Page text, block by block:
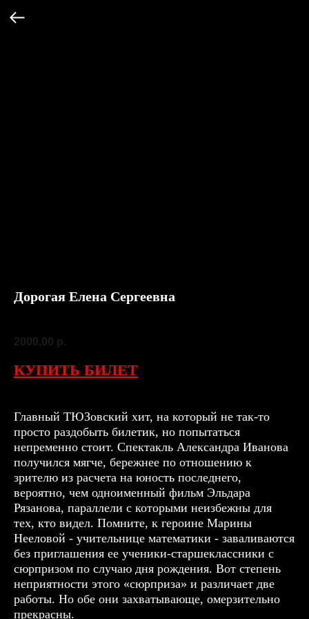
Дорогая Елена Сергеевна
2000,00 р.
КУПИТЬ БИЛЕТ
Главный ТЮЗовский хит, на который не так-то
просто раздобыть билетик, но попытаться
непременно стоит. Спектакль Александра Иванова
получился мягче, бережнее по отношению к
зрителю из расчета на юность последнего,
вероятно, чем одноименный фильм Эльдара
Рязанова, параллели с которыми неизбежны для
тех, кто видел. Помните, к героине Марины
Нееловой - учительнице математики - заваливаются
без приглашения ее ученики-старшеклассники с
сюрпризом по случаю дня рождения. Вот степень
неприятности этого «сюрприза» и различает две
работы. Но обе они захватывающе, омерзительно
прекрасны.